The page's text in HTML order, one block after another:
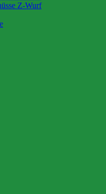
Z-Wurf